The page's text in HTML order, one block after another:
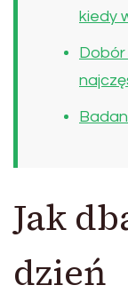
kiedy
Jak
dzień